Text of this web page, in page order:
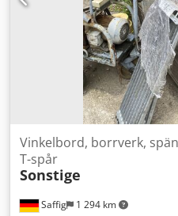
Saffig 1 294 km
Vinkelbord, borrverk,
T-spår
Sonstige